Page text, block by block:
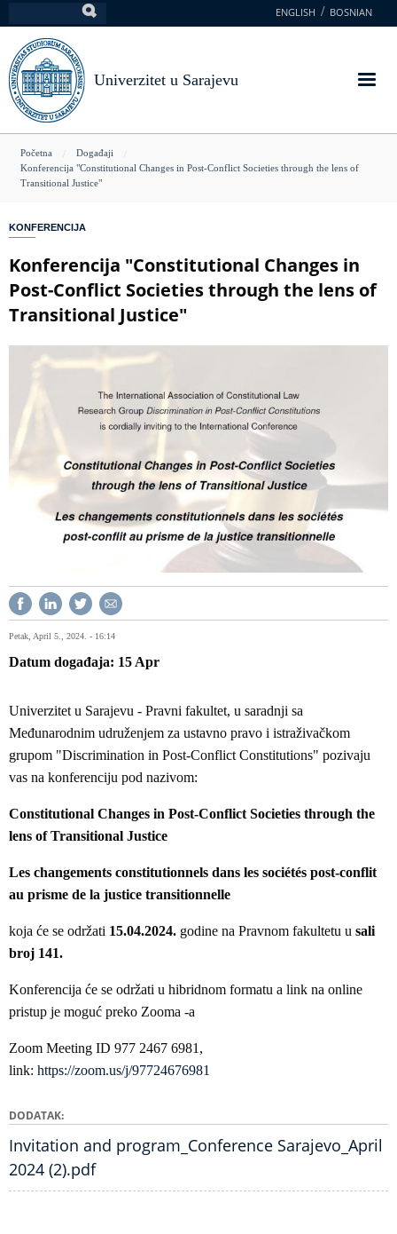
na
glavni
sadržaj
ENGLISH BOSNIAN
Univerzitet u Sarajevu
You
are
Početna
Događaji
Konferencija "Constitutional Changes in Post-Conflict Societies through the lens of
Transitional Justice"
KONFERENCIJA
Konferencija "Constitutional Changes in
Post-Conflict Societies through the lens of
Transitional Justice"
Petak, April 5., 2024. - 16:14
Datum događaja 15Apr
Univerzitet u Sarajevu - Pravni fakultet, u saradnji sa
Međunarodnim udruženjem za ustavno pravo i istraživačkom
grupom "Discrimination in Post-Conflict Constitutions" pozivaju
vas na konferenciju pod nazivom:
Constitutional Changes in Post-Conflict Societies through the
lens of Transitional Justice
Les changements constitutionnels dans les sociétés post-conflit
au prisme de la justice transitionnelle
koja će se održati 15.04.2024. godine na Pravnom fakultetu u sali
broj 141.
Konferencija će se održati u hibridnom formatu a link na online
pristup je moguć preko Zooma -a
Zoom Meeting ID 977 2467 6981,
link: https://zoom.us/j/97724676981
DODATAK
Invitation and program_Conference Sarajevo_April
2024 (2).pdf